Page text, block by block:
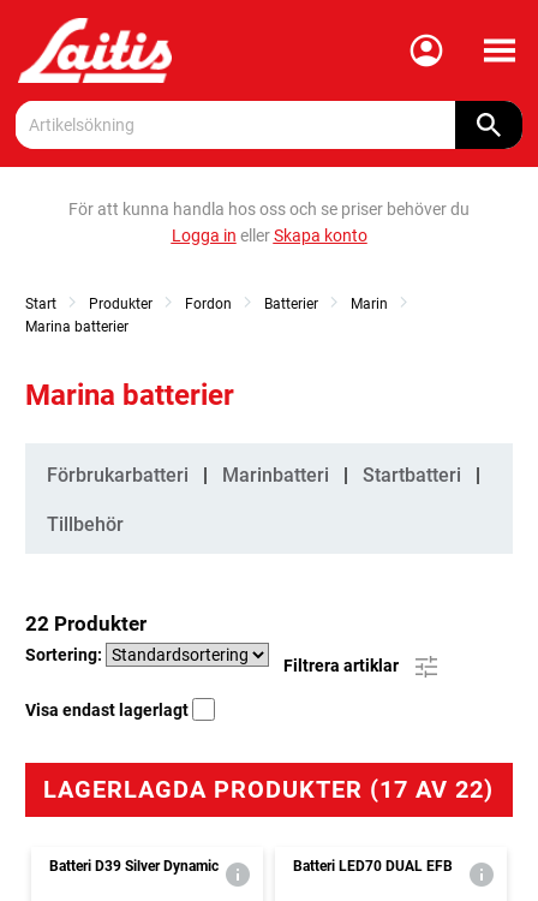
Meny
För att kunna handla hos oss och se priser behöver du
Logga in ellerSkapa konto
Start Produkter Fordon Batterier
Marin
Marina batterier
Marina batterier
Kategorier
Förbrukarbatteri Marinbatteri Startbatteri
Tillbehör
22 Produkter
Sortering:
Filtrera artiklar
Visa endast lagerlagt
LAGERLAGDA PRODUKTER (17 AV 22)
Batteri D39 Silver Dynamic Batteri LED70 DUAL EFB